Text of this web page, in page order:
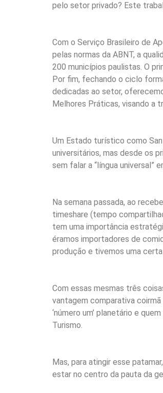
pelo setor privado? Este
Com o Serviço Brasileiro de
pelas normas da ABNT, a
200 municípios paulistas. O
Por fim, fechando o ciclo
dedicadas ao setor,
Melhores Práticas, visando a
Um Estado turístico como
universitários, mas desde os
sem falar a “língua universal”
Na semana passada, ao
timeshare (tempo
tem uma importância
éramos importadores de
produção e tivemos uma
Com essas mesmas três
vantagem comparativa
‘número um’ planetário e
Turismo.
Mas, para atingir esse
estar no centro da pauta da